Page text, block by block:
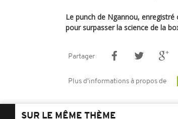
Le punch de Ngannou,
pour surpasser la science de la
Partager
Plus d'informations à propos de
SUR LE MÊME THÈME